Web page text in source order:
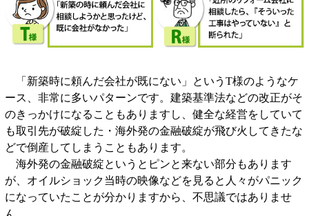
「新築時に頼んだ会社が既にない」というT様のようなケ
ース、非常に多いパターンです。建築基準法などの改正がそ
のきっかけになることもありますし、健全な経営をしていて
も取引先が破綻した・海外発の金融破綻が飛び火してきたな
どで倒産してしまうこともあります。
海外発の金融破綻というとピンと来ない部分もあります
が、オイルショック当時の映像などを見ると人々がパニック
になっていたことが分かりますから、不思議ではありませ
ん。